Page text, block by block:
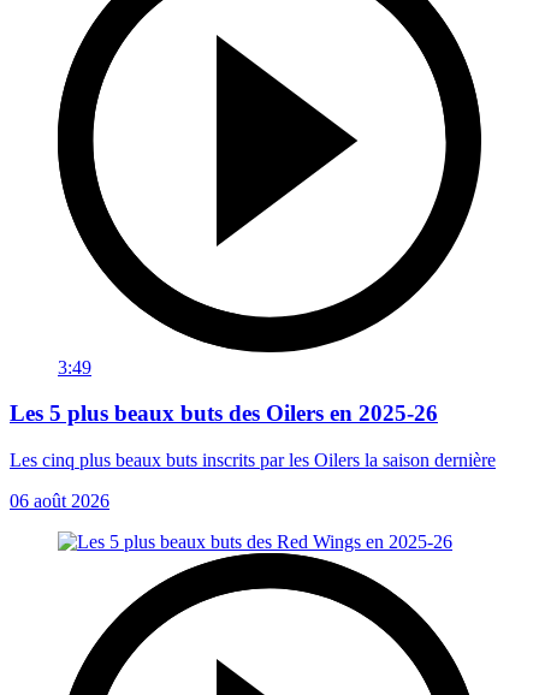
3:49
Les 5 plus beaux buts des Oilers en 2025-26
Les cinq plus beaux buts inscrits par les Oilers la saison dernière
06 août 2026